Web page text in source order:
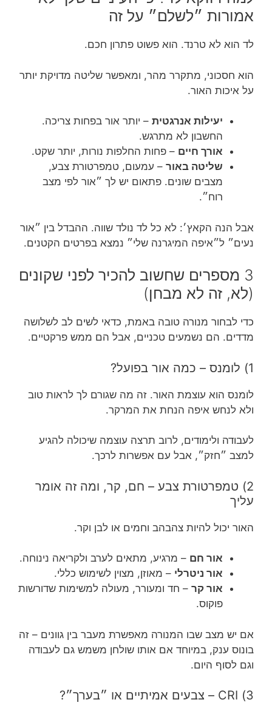
אמורות ״לשלם״ על זה
לד הוא לא טרנד. הוא פשוט פתרון חכם.
הוא חסכוני, מתקרר מהר, ומאפשר שליטה מדויקת יותר
על איכות האור.
יעילות אנרגטית – יותר אור בפחות צריכה.
החשבון לא מתרגש.
אורך חיים – פחות החלפות נורות, יותר שקט.
שליטה באור – עמעום, טמפרטורת צבע,
מצבים שונים. פתאום יש לך ״אור לפי מצב
רוח״.
אבל הנה הקאץ׳: לא כל לד נולד שווה. ההבדל בין ״אור
נעים״ ל״איפה המיגרנה שלי״ נמצא בפרטים הקטנים.
3 מספרים שחשוב להכיר לפני שקונים
(לא, זה לא מבחן)
כדי לבחור מנורה טובה באמת, כדאי לשים לב לשלושה
מדדים. הם נשמעים טכניים, אבל הם ממש פרקטיים.
1) לומנס – כמה אור בפועל?
לומנס הוא עוצמת האור. זה מה שגורם לך לראות טוב
ולא לנחש איפה הנחת את המרקר.
לעבודה ולימודים, לרוב תרצה עוצמה שיכולה להגיע
למצב ״חזק״, אבל עם אפשרות לרכך.
2) טמפרטורת צבע – חם, קר, ומה זה אומר
עליך
האור יכול להיות צהבהב וחמים או לבן וקר.
אור חם – מרגיע, מתאים לערב ולקריאה נינוחה.
אור ניטרלי – מאוזן, מצוין לשימוש כללי.
אור קר – חד ומעורר, מעולה למשימות שדורשות
פוקוס.
אם יש מצב שבו המנורה מאפשרת מעבר בין גוונים – זה
בונוס ענק, במיוחד אם אותו שולחן משמש גם לעבודה
וגם לסוף היום.
3) CRI – צבעים אמיתיים או ״בערך״?